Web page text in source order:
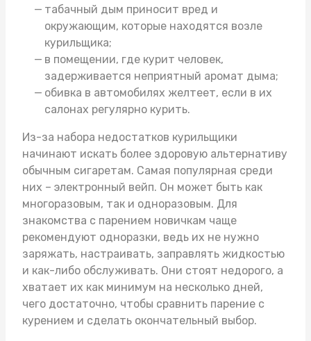
табачный дым приносит вред и
окружающим, которые находятся возле
курильщика;
в помещении, где курит человек,
задерживается неприятный аромат дыма;
обивка в автомобилях желтеет, если в их
салонах регулярно курить.
Из-за набора недостатков курильщики
начинают искать более здоровую альтернативу
обычным сигаретам. Самая популярная среди
них – электронный вейп. Он может быть как
многоразовым, так и одноразовым. Для
знакомства с парением новичкам чаще
рекомендуют одноразки, ведь их не нужно
заряжать, настраивать, заправлять жидкостью
и как-либо обслуживать. Они стоят недорого, а
хватает их как минимум на несколько дней,
чего достаточно, чтобы сравнить парение с
курением и сделать окончательный выбор.